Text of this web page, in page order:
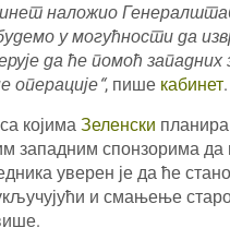
наложио
у могућности да
да ће помоћ
операције“, пише кабинет.
којима Зеленски
западним спонзорима да
уверен је да ће
и смањење